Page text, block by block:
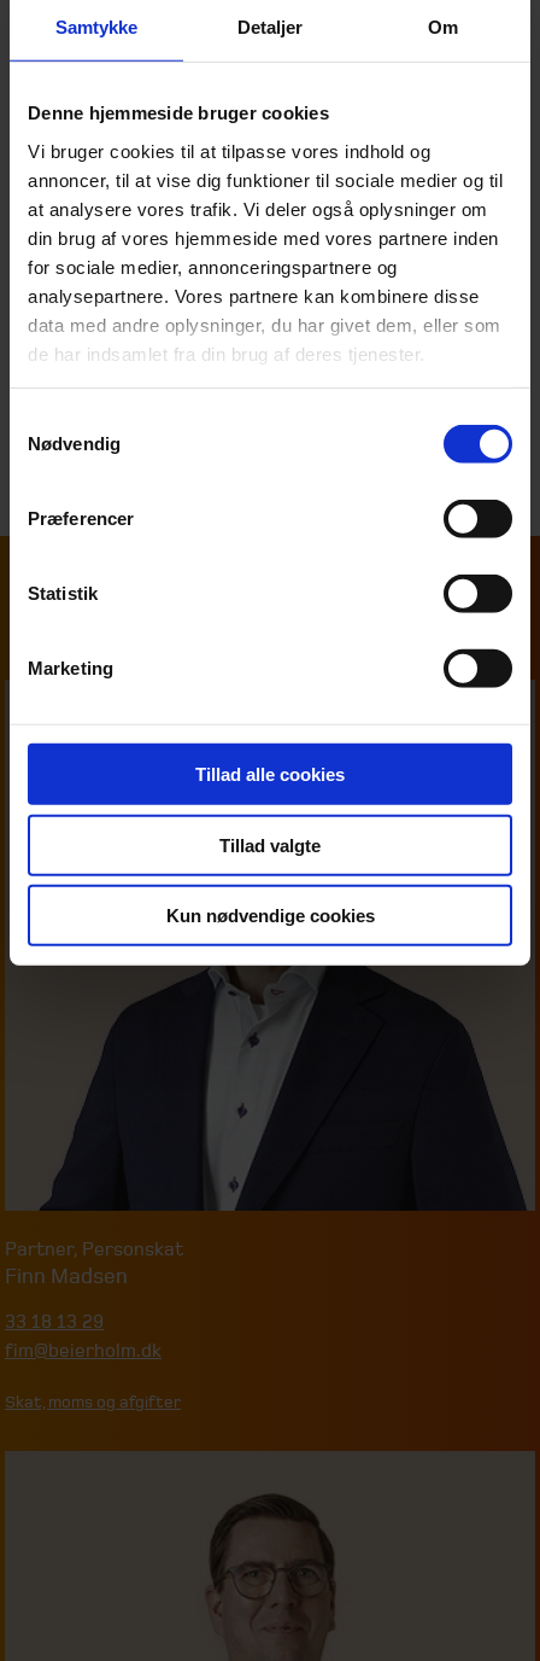
Samtykke Detaljer Om
Denne hjemmeside bruger cookies
Vi bruger cookies til at tilpasse vores indhold og
annoncer, til at vise dig funktioner til sociale medier og til
at analysere vores trafik. Vi deler også oplysninger om
din brug af vores hjemmeside med vores partnere inden
for sociale medier, annonceringspartnere og
analysepartnere. Vores partnere kan kombinere disse
data med andre oplysninger, du har givet dem, eller som
de har indsamlet fra din brug af deres tjenester.
Nødvendig
Præferencer
Statistik
Marketing
Tillad alle cookies
Tillad valgte
Kun nødvendige cookies
Bagatelgrænse, DKK 7.600 Nej
Momsfradrag
Fri avis, som leveres på arbejdspladsen, medfører ikke
skattepligt hos medarbejderen.
Publikationen erstatter ikke rådgivning og skal alene
betragtes som generel vejledning. Ved specifikke
spørgsmål er du meget velkommen til atkontakte
vores skatteafdelingellerdin daglige revisor.
Partner, Personskat
Finn Madsen
33 18 13 29
fim@beierholm.dk
Skat, moms og afgifter